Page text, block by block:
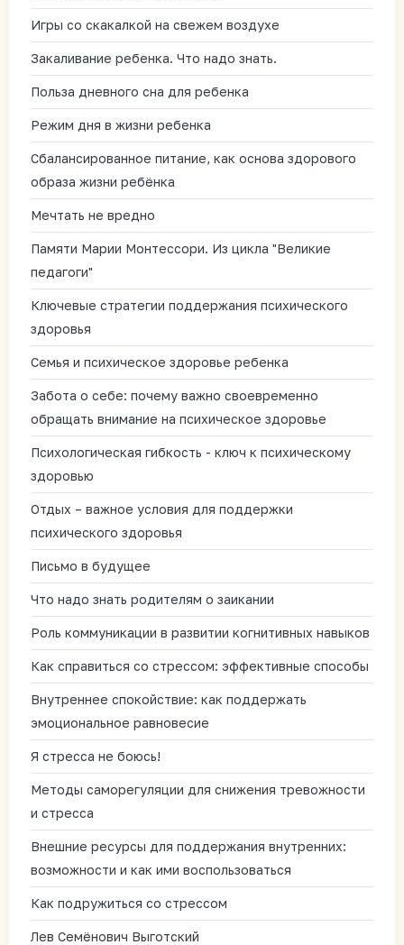
Игры со скакалкой на свежем воздухе
Закаливание ребенка. Что надо знать.
Польза дневного сна для ребенка
Режим дня в жизни ребенка
Сбалансированное питание, как основа здорового
образа жизни ребёнка
Мечтать не вредно
Памяти Марии Монтессори. Из цикла "Великие
педагоги"
Ключевые стратегии поддержания психического
здоровья
Семья и психическое здоровье ребенка
Забота о себе: почему важно своевременно
обращать внимание на психическое здоровье
Психологическая гибкость - ключ к психическому
здоровью
Отдых – важное условия для поддержки
психического здоровья
Письмо в будущее
Что надо знать родителям о заикании
Роль коммуникации в развитии когнитивных навыков
Как справиться со стрессом: эффективные способы
Внутреннее спокойствие: как поддержать
эмоциональное равновесие
Я стресса не боюсь!
Методы саморегуляции для снижения тревожности
и стресса
Внешние ресурсы для поддержания внутренних:
возможности и как ими воспользоваться
Как подружиться со стрессом
Лев Семёнович Выготский